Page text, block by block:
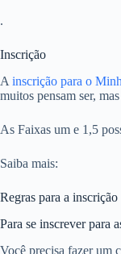
.
Inscrição
A inscrição para o
muitos pensam ser,
As Faixas um e 1,5
Saiba mais:
Regras para a inscrição
Para se inscrever para
Você precisa fazer um